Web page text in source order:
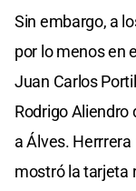
Sin embargo, a
por lo menos en
Juan Carlos
Rodrigo Aliendro
a Álves. Herrrera
mostró la tarjeta